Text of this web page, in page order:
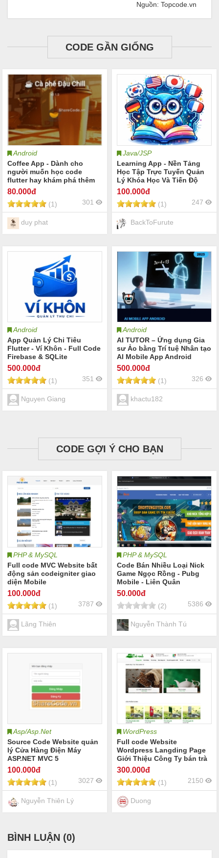
Nguồn: Topcode.vn
CODE GẦN GIỐNG
Android
Coffee App - Dành cho
người muốn học code
flutter hay khám phá thêm
kiến thức về flutter
80.000đ
(1) 301
duy phat
Java/JSP
Learning App - Nền Tảng
Học Tập Trực Tuyến Quản
Lý Khóa Học Và Tiến Độ
100.000đ
(1) 247
BackToFurute
Android
App Quản Lý Chi Tiêu
Flutter - Ví Khôn - Full Code
Firebase & SQLite
500.000đ
(1) 351
Nguyen Giang
Android
AI TUTOR – Ứng dụng Gia
sư Ảo bằng Trí tuệ Nhân tạo
AI Mobile App Android
500.000đ
(1) 326
khactu182
CODE GỢI Ý CHO BẠN
PHP & MySQL
Full code MVC Website bất
động sản codeigniter giao
diện Mobile
100.000đ
(1) 3787
Lãng Thiên
PHP & MySQL
Code Bán Nhiều Loại Nick
Game Ngọc Rồng - Pubg
Mobile - Liên Quân
50.000đ
(2) 5386
Nguyễn Thành Tú
Asp/Asp.Net
Source Code Website quản
lý Cửa Hàng Điện Máy
ASP.NET MVC 5
100.000đ
(1) 3027
Nguyễn Thiên Lý
WordPress
Full code Website
Wordpress Langding Page
Giới Thiệu Công Ty bán trà
xanh
300.000đ
(1) 2150
Duong
BÌNH LUẬN (0)